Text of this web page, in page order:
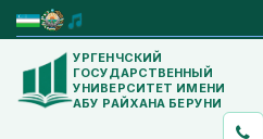
УРГЕНЧСКИЙ
ГОСУДАРСТВЕННЫЙ
УНИВЕРСИТЕТ ИМЕНИ
АБУ РАЙХАНА БЕРУНИ